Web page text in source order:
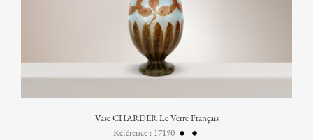
Vase CHARDER Le Verre Français
Référence : 17190